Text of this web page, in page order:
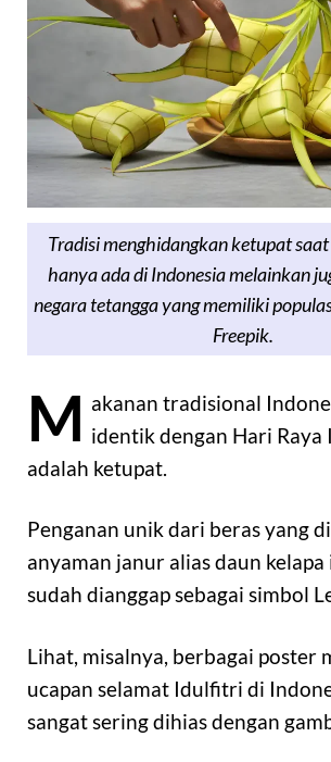
Tradisi menghidangkan ketupat
hanya ada di Indonesia melainkan
negara tetangga yang memiliki
Freepik.
M akanan tradisional
identik dengan Hari
adalah ketupat.
Penganan unik dari beras yang
anyaman janur alias daun
sudah dianggap sebagai simbol
Lihat, misalnya, berbagai poster
ucapan selamat Idulfitri di
sangat sering dihias dengan